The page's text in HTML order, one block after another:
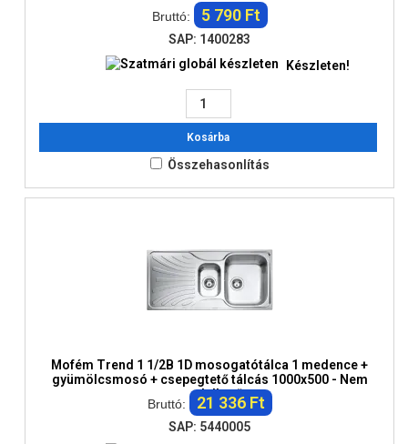
Bruttó:
5 790 Ft
SAP: 1400283
Készleten!
Kosárba
Összehasonlítás
Mofém Trend 1 1/2B 1D mosogatótálca 1 medence +
gyümölcsmosó + csepegtető tálcás 1000x500 - Nem
rendelhető
Bruttó: 21 336 Ft
SAP: 5440005